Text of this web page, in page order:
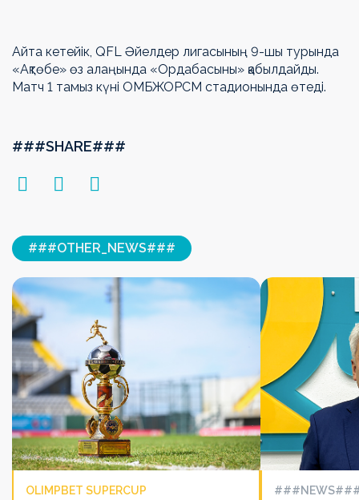
Айта кетейік, QFL Әйелдер лигасының 9-шы турында
«Ақтөбе» өз алаңында «Ордабасыны» қабылдайды.
Матч 1 тамыз күні ОМБЖОРСМ стадионында өтеді.
###SHARE###
###OTHER_NEWS###
OLIMPBET SUPERCUP